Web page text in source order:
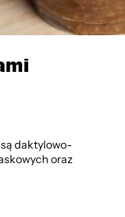
daktylowo-
oraz